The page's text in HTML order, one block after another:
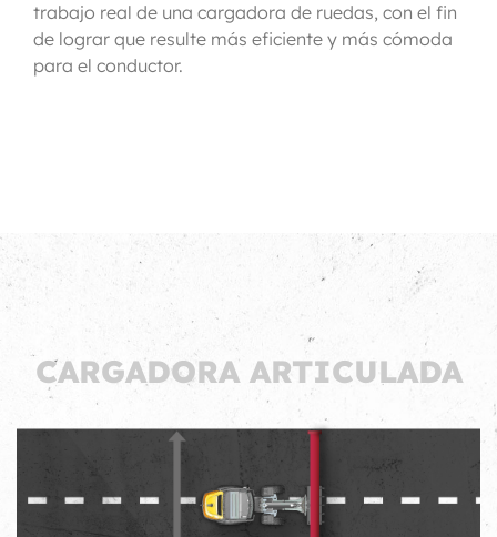
trabajo real de una cargadora de ruedas, con el fin
de lograr que resulte más eficiente y más cómoda
para el conductor.
CARGADORA ARTICULADA